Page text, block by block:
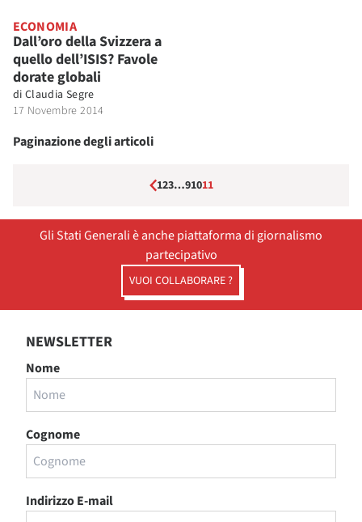
ECONOMIA
Dall’oro della Svizzera a
quello dell’ISIS? Favole
dorate globali
di Claudia Segre
17 Novembre 2014
Paginazione degli articoli
123…91011
Gli Stati Generali è anche piattaforma di giornalismo
partecipativo
VUOI COLLABORARE ?
NEWSLETTER
Nome
Cognome
Indirizzo E-mail